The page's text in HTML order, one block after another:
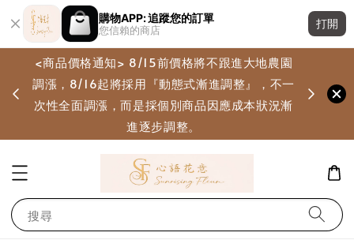
購物APP: 追蹤您的訂單
您信賴的商店
打開
<商品價格通知> 8/15前價格將不跟進大地農園
調漲，8/16起將採用『動態式漸進調整』，不一
次性全面調漲，而是採個別商品因應成本狀況漸
進逐步調整。
搜尋